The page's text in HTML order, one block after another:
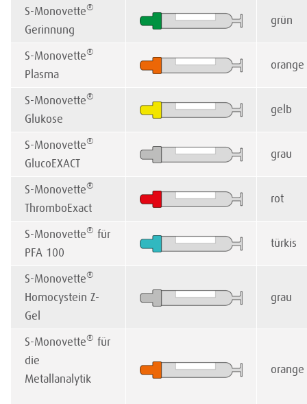
S-Monovette®
Gerinnung
grün
S-Monovette®
Plasma
orange
S-Monovette®
Glukose
gelb
S-Monovette®
GlucoEXACT
grau
S-Monovette®
ThromboExact
rot
S-Monovette® für
PFA 100
türkis
S-Monovette®
Homocystein Z-
Gel
grau
S-Monovette® für
die
Metallanalytik
orange